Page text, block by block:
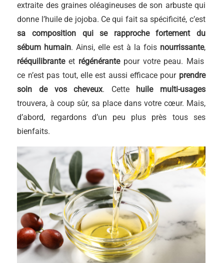
extraite des graines oléagineuses de son arbuste qui
donne l’huile de jojoba. Ce qui fait sa spécificité, c’est
sa composition qui se rapproche fortement du
sébum humain. Ainsi, elle est à la fois nourrissante,
rééquilibranteet régénérantepour votre peau. Mais
ce n’est pas tout, elle est aussi efficace pour prendre
soin de vos cheveux. Cette huile multi-usages
trouvera, à coup sûr, sa place dans votre cœur. Mais,
d’abord, regardons d’un peu plus près tous ses
bienfaits.